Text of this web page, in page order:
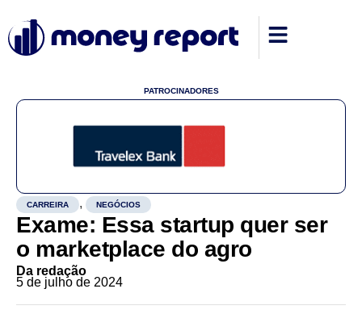
PATROCINADORES
CARREIRA , NEGÓCIOS
Exame: Essa startup quer ser
o marketplace do agro
Da redação
5 de julho de 2024